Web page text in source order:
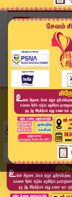
Home
வீடியோ
ஸ்ரீ